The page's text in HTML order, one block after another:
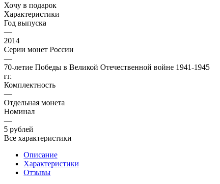
Хочу в подарок
Характеристики
Год выпуска
—
2014
Серии монет России
—
70-летие Победы в Великой Отечественной войне 1941-1945
гг.
Комплектность
—
Отдельная монета
Номинал
—
5 рублей
Все характеристики
Описание
Характеристики
Отзывы